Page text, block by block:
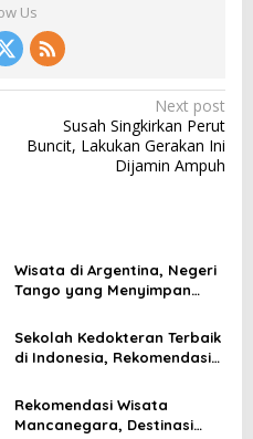
Us
Next post
Susah Singkirkan Perut
Buncit, Lakukan Gerakan Ini
Dijamin Ampuh
Wisata di Argentina, Negeri
Tango yang Menyimpan
Kota Penuh Warna
Sekolah Kedokteran Terbaik
di Indonesia, Rekomendasi
Rekomendasi Wisata
Mancanegara, Destinasi